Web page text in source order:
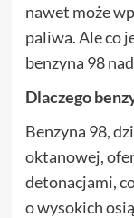
nawet może
paliwa. Ale co
benzyna 98
Dlaczego
Benzyna 98,
oktanowej,
detonacjami,
o wysokich